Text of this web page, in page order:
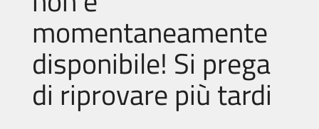
momentaneamente
disponibile! Si prega
di riprovare più tardi